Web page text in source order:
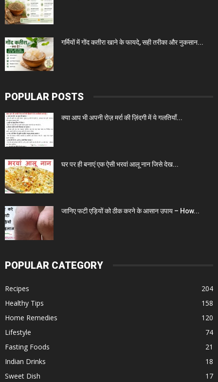
गर्मियों में गोंद कतीरा खाने के फायदे, सही तरीका और नुकसान...
POPULAR POSTS
क्या आप भी अपनी रोज़ मर्रा की ज़िंदगी में ये गलतियाँ...
घर पर ही बनाएं एक ऐसी भरवां आलू नान जिसे देख...
जानिए फटी एड़ियों को ठीक करने के आसान उपाय – How...
POPULAR CATEGORY
Recipes
204
Healthy Tips
158
Home Remedies
120
Lifestyle
74
Fasting Foods
21
Indian Drinks
18
Sweet Dish
17